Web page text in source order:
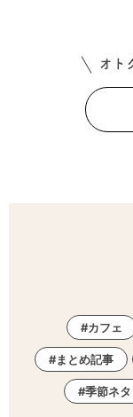
オト
カフェ
まとめ記事
季節ネタ